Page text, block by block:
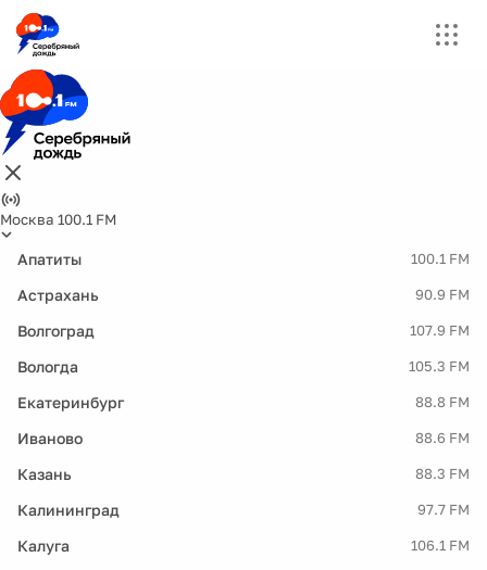
Москва 100.1 FM
Апатиты 100.1 FM
Астрахань 90.9 FM
Волгоград 107.9 FM
Вологда 105.3 FM
Екатеринбург 88.8 FM
Иваново 88.6 FM
Казань 88.3 FM
Калининград 97.7 FM
Калуга 106.1 FM